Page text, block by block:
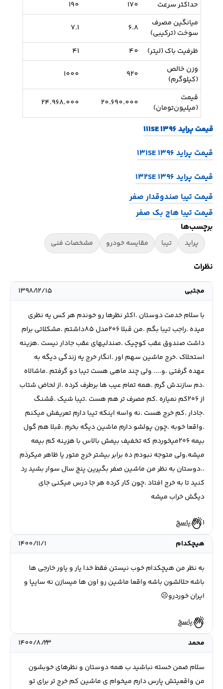
حداکثر سرعت 170
190
میانگین مصرف
سوخت (ترکیبی)
6.8
7.1
ظرفیت باک (لیتر) 40
41
وزن خالص
(کیلوگرم)
920
1000
قیمت
(میلیون‌تومان)
20.690.000
24.968.000
قیمت پراید 111SE 1396
قیمت پراید 131SE 1396
قیمت پراید 132SE 1396
قیمت تیبا صندوقدار صفر
قیمت تیبا هاچ بک صفر
برچسب‌ها
پراید تیبا مقایسه خودرو مشخصات فنی
نظرات
مجتبی ۱۳۹۸/۱۲/۱۵
با سلام خدمت دوستان .اکثر نظرها رو خوندم هر کس یه نظری
میده .راجب تیبا بگم .من قبلا ۲۰۶مدل ۸۵داشتم .مشکلاتی برام
داشت صندوق عقب کوچیک .صندلیهای عقب جادار نیست .هزینه
استحلاک .خرج ماشین سهم اور .انگار خرج یه زندگی دیگه به
عهده گرفتی .و.... ولی چند ماهی هست تیبا دو گرفتم .ماشالاه
.دم سازندش گرم .همه تمام عیب ها برطرف کرده .از لحاض شتاب
از ۲۰۶کم نمیاره .کم مصرف تر هم هست .تیبا شیک .قشنگ
.جادار .کم خرج هست .نه واسه اینکه تیبا دارم تعریفش میکنم
.واقعا خوبه .چون پولشو دارم ماشین دیگه بخرم .قبلا هم گول
بیمه ۲۰۶میخوردم که تخفیف بیمش بالاس با هزینه کم بیمه
میشه.ولی متوجه نبودم ده برابر بیشتر خرج متور یا ظاهر میکرذم
..دوستان به نظر من ماشین صفر بگیرین پنج سال سوار بشید رد
کنید تا به خرج افتاد .چون کار کرده هر جا درس میکنی جای
دیگش خراب میشه
1
پاسخ
هیچکدام
۱۴۰۰/۱۱/۱
به نظر من هیچکدام خوب نیستن فقط خدا یار و یاور خارجی ها
باشه حلالشون باشه واقعا ماشین رو اون ها میسازن نه سایپا و
ایران خوردرو☹️
پاسخ
محمد
۱۴۰۰/۸/۲۳
سلام ضمن خسته نباشید ب همه دوستان و نظرهای خوبشون
من واقعیتش پارس دارم میخوام ی ماشین کم خرج تر برای تو